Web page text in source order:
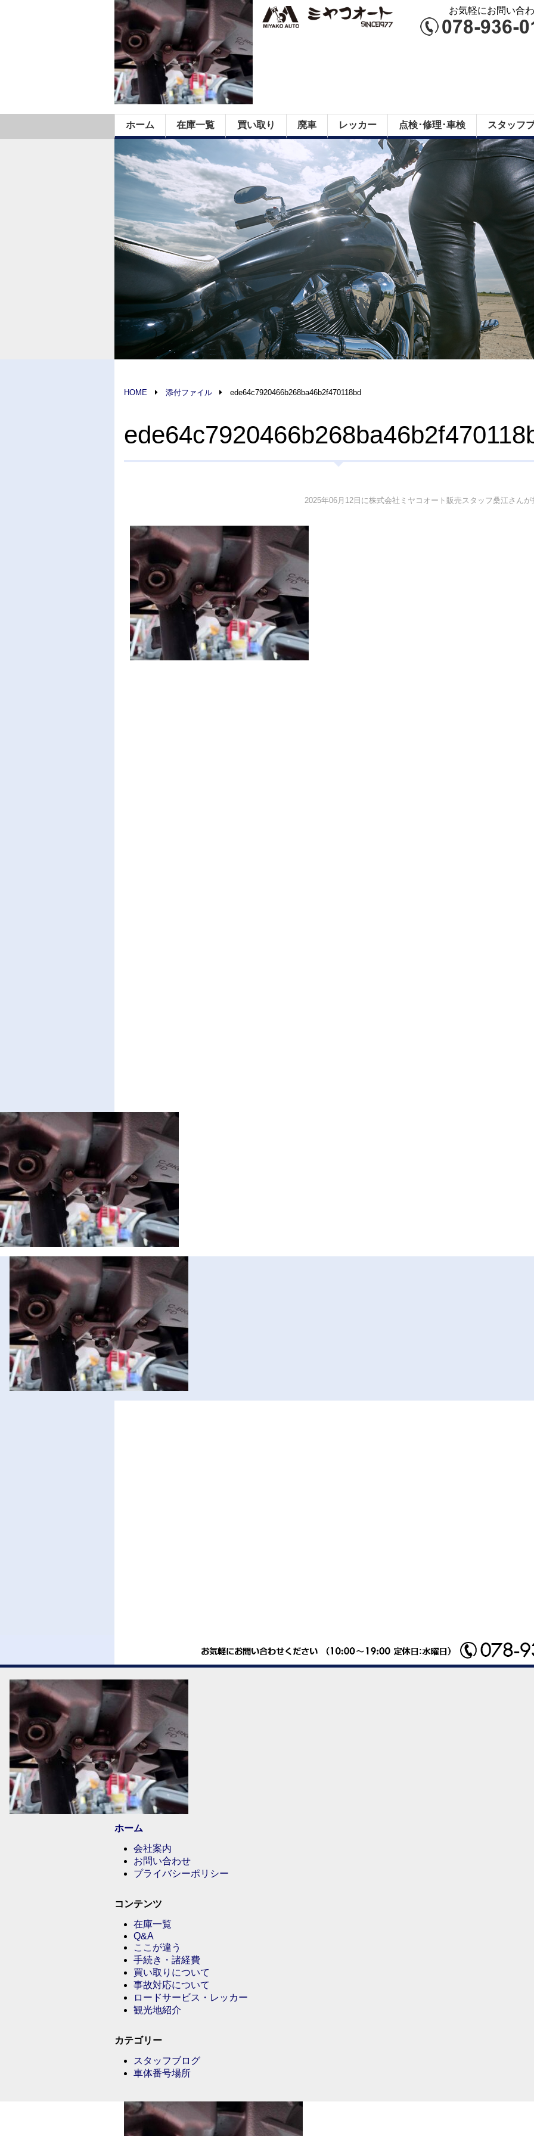
お気軽にお問い合
ホーム 在庫一覧 買い取り 廃車 レッカー 点検･修理･車検 スタッフ
HOME 添付ファイル ede64c7920466b268ba46b2f470118bd
2025年06月12日に株式会社ミヤコオート販売スタッフ桑江さんが
ホーム
会社案内
お問い合わせ
プライバシーポリシー
コンテンツ
在庫一覧
Q&A
ここが違う
手続き・諸経費
買い取りについて
事故対応について
ロードサービス・レッカー
観光地紹介
カテゴリー
スタッフブログ
車体番号場所